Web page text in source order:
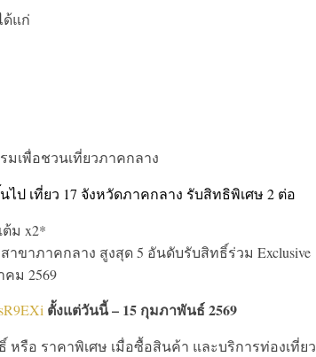
ด้แก่
เพื่อชวนเที่ยวภาคกลาง
ไป เที่ยว 17 จังหวัดภาคกลาง รับสิทธิพิเศษ 2 ต่อ
ม x2*
าขาภาคกลาง สูงสุด 5 อันดับรับสิทธิ์ร่วม Exclusive
ม 2569
ตั้งแต่วันนี้ – 15 กุมภาพันธ์ 2569
หรือ ราคาพิเศษ เมื่อซื้อสินค้า และบริการท่องเที่ยว